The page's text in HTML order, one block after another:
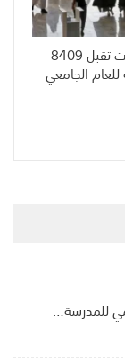
جامعة الكويت تقبل 8409
للعام الجامعي
للمدرسة…